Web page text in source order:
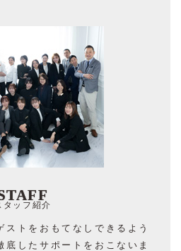
タッフ紹介
ストをおもてなしできるよう
底したサポートをおこないま